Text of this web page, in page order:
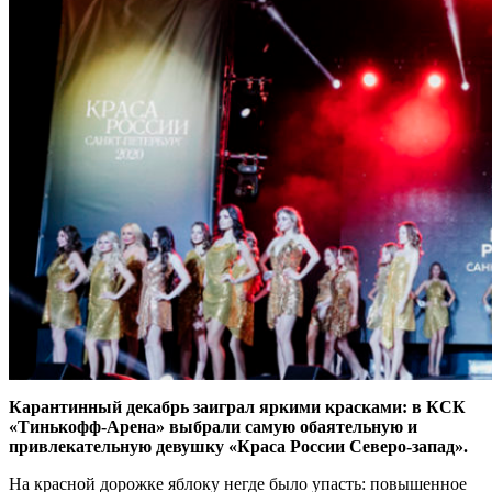
Карантинный декабрь заиграл яркими красками: в КСК
«Тинькофф-Арена» выбрали самую обаятельную и
привлекательную девушку «Краса России Северо-запад».
На красной дорожке яблоку негде было упасть: повышенное